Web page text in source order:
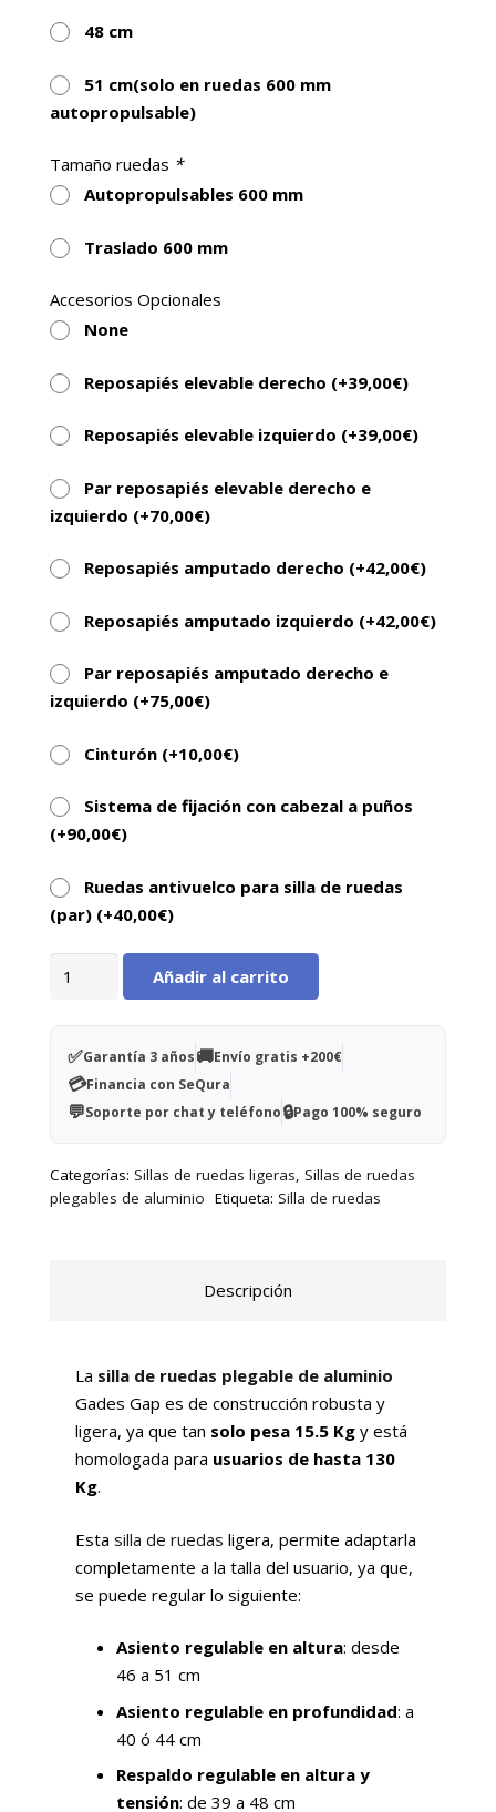
48 cm
51 cm(solo en ruedas 600 mm
autopropulsable)
Tamaño ruedas *
Autopropulsables 600 mm
Traslado 600 mm
Accesorios Opcionales
None
Reposapiés elevable derecho (+39,00€)
Reposapiés elevable izquierdo (+39,00€)
Par reposapiés elevable derecho e
izquierdo (+70,00€)
Reposapiés amputado derecho (+42,00€)
Reposapiés amputado izquierdo (+42,00€)
Par reposapiés amputado derecho e
izquierdo (+75,00€)
Cinturón (+10,00€)
Sistema de fijación con cabezal a puños
(+90,00€)
Ruedas antivuelco para silla de ruedas
(par) (+40,00€)
aluminio
Gades
Gap
Añadir al carrito
✅Garantía 3 años🚚Envío gratis +200€
💳Financia con SeQura
💬Soporte por chat y teléfono🔒Pago 100% seguro
Categorías: Sillas de ruedas ligeras Sillas de ruedas
plegables de aluminio Etiqueta: Silla de ruedas
Descripción
La silla de ruedas plegable de aluminio
Gades Gap es de construcción robusta y
ligera, ya que tan solo pesa 15.5 Kgy está
homologada para usuarios de hasta 130
Kg.
Esta silla de ruedas ligera, permite adaptarla
completamente a la talla del usuario, ya que,
se puede regular lo siguiente:
Asiento regulable en altura: desde
46 a 51 cm
Asiento regulable en profundidad: a
40 ó 44 cm
Respaldo regulable en altura y
tensión: de 39 a 48 cm